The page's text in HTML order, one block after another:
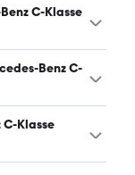
bei
C-Klasse
hat Leistungen
Benz C-
ist mit
Klasse